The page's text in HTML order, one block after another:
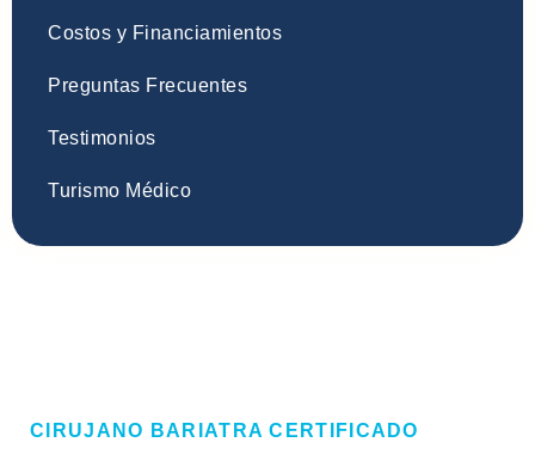
Costos y Financiamientos
Preguntas Frecuentes
Testimonios
Turismo Médico
CIRUJANO BARIATRA CERTIFICADO